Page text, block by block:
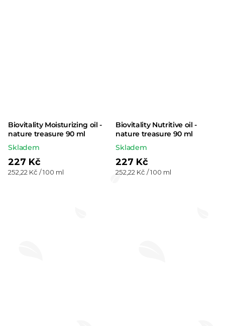
Biovitality Moisturizing oil -
nature treasure 90 ml
Skladem
227 Kč
Měrná
252,22 Kč / 100 ml
Biovitality Nutritive oil -
nature treasure 90 ml
Skladem
227 Kč
Měrná
252,22 Kč / 100 ml